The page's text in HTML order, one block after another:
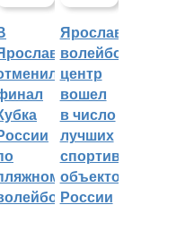
Ярославский
волейбольный
центр
вошел
в число
лучших
спортивных
объектов
России